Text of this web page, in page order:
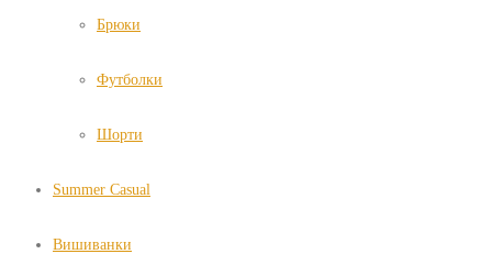
Брюки
Футболки
Шорти
Summer Casual
Вишиванки